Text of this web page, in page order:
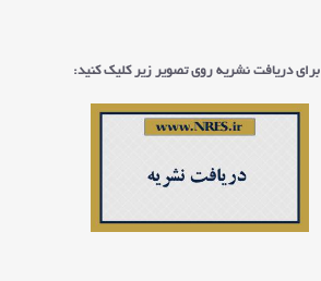
برای دریافت نشریه روی تصویر زیر کلیک کنید: